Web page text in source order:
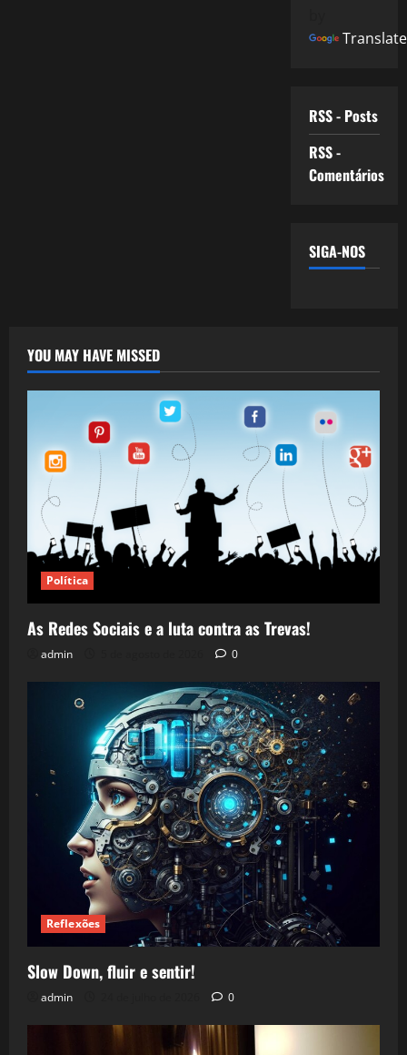
Translate
RSS - Posts
RSS -
Comentários
SIGA-NOS
YOU MAY HAVE MISSED
Política
As Redes Sociais e a luta contra as Trevas!
admin 0
Reflexões
Slow Down, fluir e sentir!
admin 0